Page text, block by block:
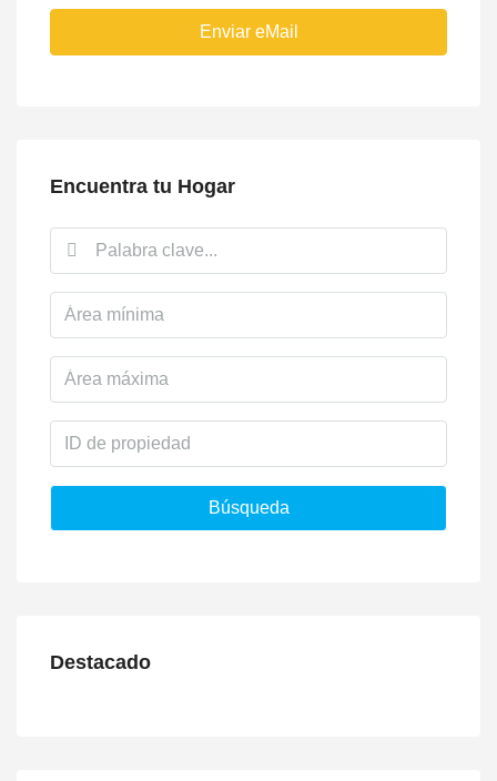
Enviar eMail
Encuentra tu Hogar
Búsqueda
Destacado